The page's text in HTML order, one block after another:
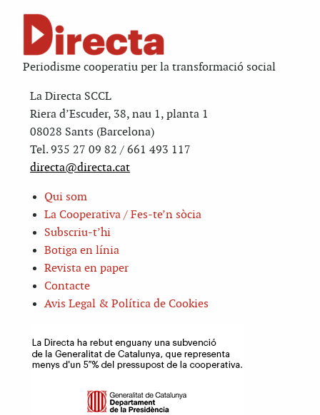
Periodisme cooperatiu per la transformació social
La Directa SCCL
Riera d’Escuder, 38, nau 1, planta 1
08028 Sants (Barcelona)
Tel. 935 27 09 82 / 661 493 117
directa@directa.cat
Qui som
La Cooperativa / Fes-te’n sòcia
Subscriu-t’hi
Botiga en línia
Revista en paper
Contacte
Avis Legal & Política de Cookies